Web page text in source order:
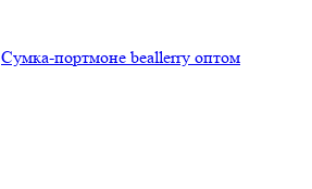
Сумка-портмоне beallerry оптом